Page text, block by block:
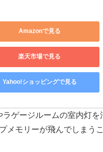
Amazonで見る
楽天市場で見る
Yahoo!ショッピングで見る
ゲージルームの室内灯を
メモリーが飛んでしまう